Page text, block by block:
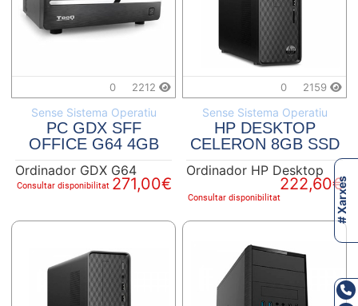
0 2212
Sense Sistema Operatiu
PC GDX SFF
OFFICE G64 4GB
SSD 240GB
Ordinador GDX G64
271,00€
Consultar disponibilitat
0 2159
Sense Sistema Operatiu
HP DESKTOP
CELERON 8GB SSD
256GB
Ordinador HP Desktop
222,60€
Consultar disponibilitat # Xarxes